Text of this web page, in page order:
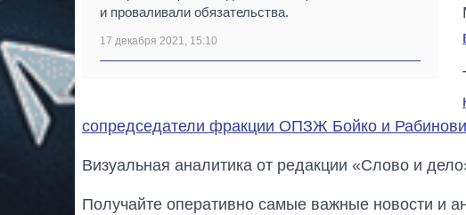
и проваливали обязательства.
17 декабря 2021, 15:10
сопредседатели фракции ОПЗЖ Бойко и
Визуальная аналитика от редакции «Слово и
Получайте оперативно самые важные новости и